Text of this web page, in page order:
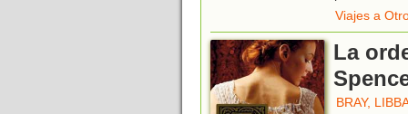
Viajes a
La
BRAY,